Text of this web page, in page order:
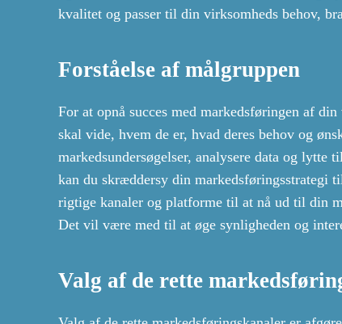
kvalitet og passer til din virksomheds behov,
Forståelse af målgruppen
For at opnå succes med markedsføringen af
skal vide, hvem de er, hvad deres behov og
markedsundersøgelser, analysere data og
kan du skræddersy din markedsføringsstrategi
rigtige kanaler og platforme til at nå ud til din
Det vil være med til at øge synligheden og
Valg af de rette